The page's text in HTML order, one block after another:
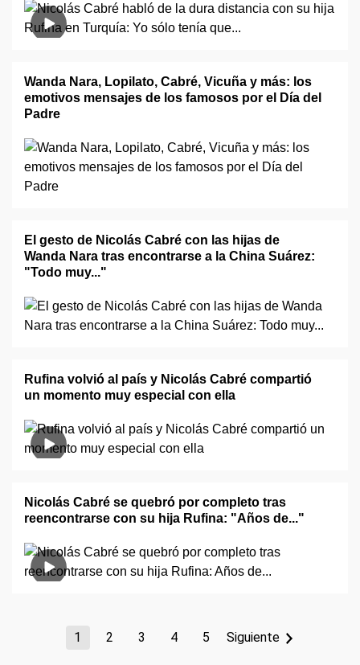
Wanda Nara, Lopilato, Cabré, Vicuña y más: los
emotivos mensajes de los famosos por el Día del
Padre
El gesto de Nicolás Cabré con las hijas de
Wanda Nara tras encontrarse a la China Suárez:
"Todo muy..."
Rufina volvió al país y Nicolás Cabré compartió
un momento muy especial con ella
Nicolás Cabré se quebró por completo tras
reencontrarse con su hija Rufina: "Años de..."
1 2 3 4 5 Siguiente